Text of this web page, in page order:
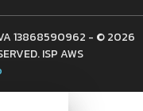
13868590962 - © 2026
ISP AWS